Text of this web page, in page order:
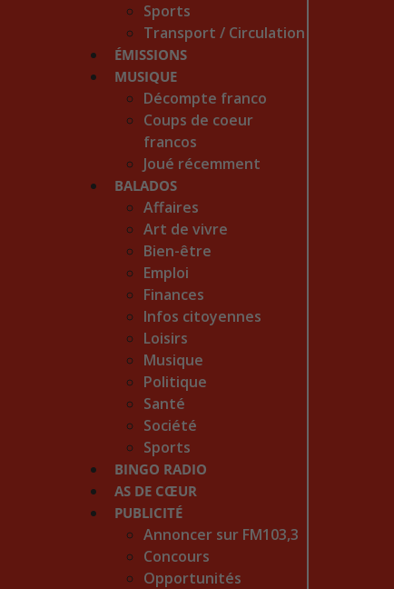
Sports
Transport / Circulation
ÉMISSIONS
MUSIQUE
Décompte franco
Coups de coeur
francos
Joué récemment
BALADOS
Affaires
Art de vivre
Bien-être
Emploi
Finances
Infos citoyennes
Loisirs
Musique
Politique
Santé
Société
Sports
BINGO RADIO
AS DE CŒUR
PUBLICITÉ
Annoncer sur FM103,3
Concours
Opportunités